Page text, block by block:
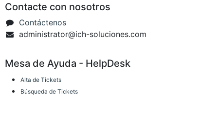
Contacte con nosotros
Contáctenos
administrator@ich-soluciones.com
Mesa de Ayuda - HelpDesk
Alta de Tickets
Búsqueda de Tickets